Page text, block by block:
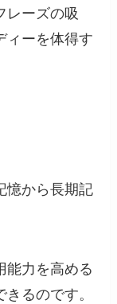
レーズの吸
ィーを体得す
憶から長期記
能力を高める
るのです。